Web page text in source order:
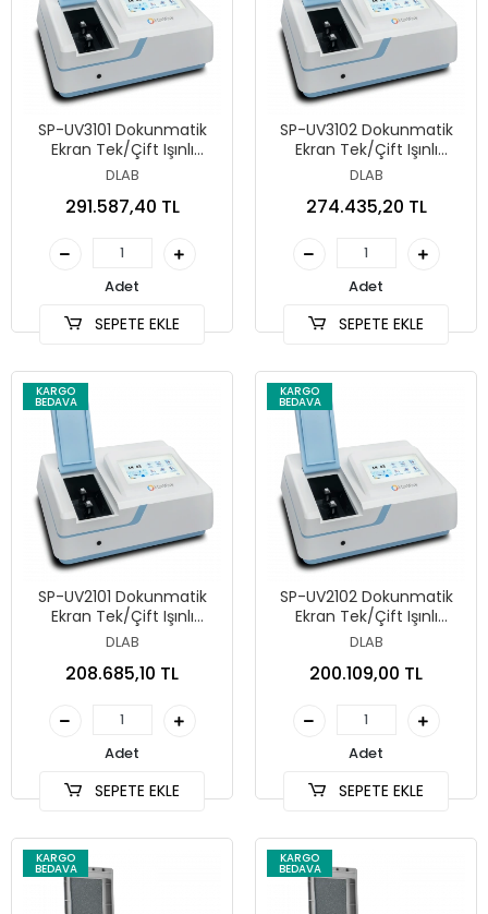
SP-UV3101 Dokunmatik
Ekran Tek/Çift Işınlı
Spektrofotometre
DLAB
291.587,40 TL
Adet
SEPETE EKLE
SP-UV3102 Dokunmatik
Ekran Tek/Çift Işınlı
Spektrofotometre
DLAB
274.435,20 TL
Adet
SEPETE EKLE
KARGO
BEDAVA
SP-UV2101 Dokunmatik
Ekran Tek/Çift Işınlı
Spektrofotometre
DLAB
208.685,10 TL
Adet
SEPETE EKLE
KARGO
BEDAVA
SP-UV2102 Dokunmatik
Ekran Tek/Çift Işınlı
Spektrofotometre
DLAB
200.109,00 TL
Adet
SEPETE EKLE
KARGO
BEDAVA
KARGO
BEDAVA